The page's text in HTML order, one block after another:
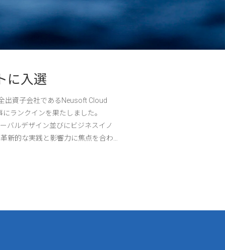
に入選
出資子会社であるNeusoft Cloud
ランクインを果たしました。
バルデザイン並びにビジネスイノ
新的な実践と影響力に焦点を合わ